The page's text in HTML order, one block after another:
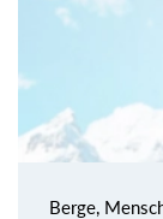
Berge,